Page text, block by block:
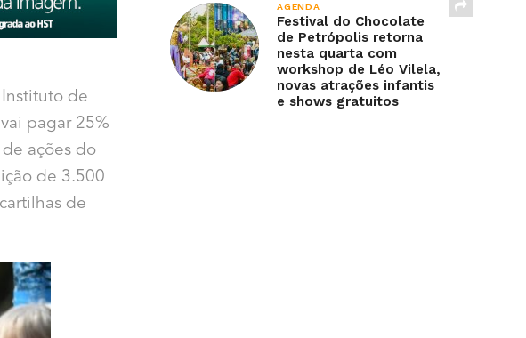
de
pagar 25%
ações do
de 3.500
de
AGENDA
Festival do Chocolate
de Petrópolis retorna
nesta quarta com
workshop de Léo Vilela,
novas atrações infantis
e shows gratuitos